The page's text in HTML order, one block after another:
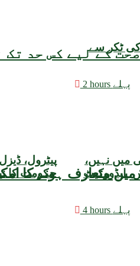
کے لیے کس حد تک
ٹکر سے
2 hours پہلے
میں نہیں،
ایڈووکیٹ
4 hours پہلے
پیٹرول،
حکومت کا